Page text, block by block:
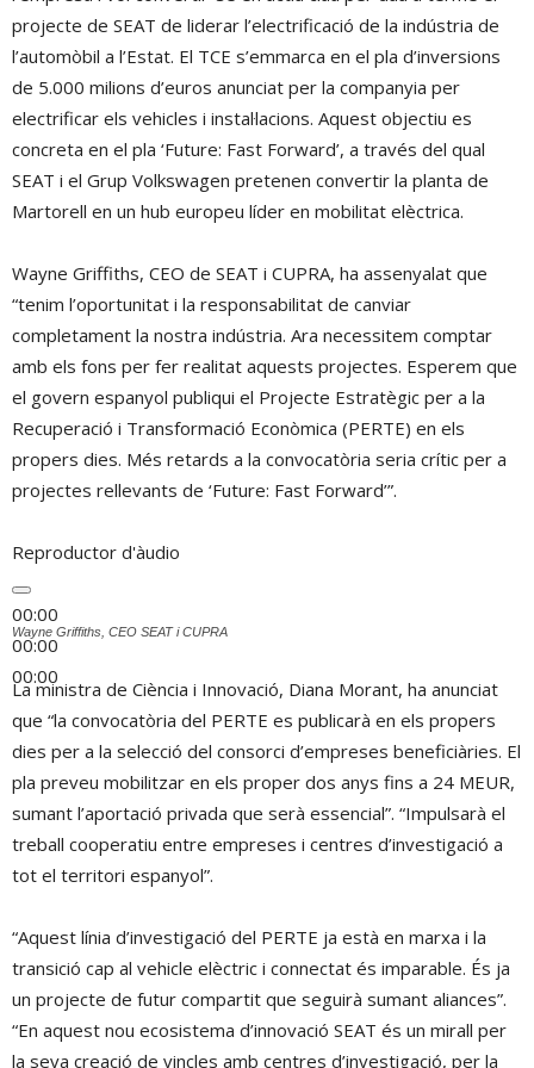
projecte de SEAT de liderar l’electrificació de la indústria de
l’automòbil a l’Estat. El TCE s’emmarca en el pla d’inversions
de 5.000 milions d’euros anunciat per la companyia per
electrificar els vehicles i instal·lacions. Aquest objectiu es
concreta en el pla ‘Future: Fast Forward’, a través del qual
SEAT i el Grup Volkswagen pretenen convertir la planta de
Martorell en un hub europeu líder en mobilitat elèctrica.
Wayne Griffiths, CEO de SEAT i CUPRA, ha assenyalat que
“tenim l’oportunitat i la responsabilitat de canviar
completament la nostra indústria. Ara necessitem comptar
amb els fons per fer realitat aquests projectes. Esperem que
el govern espanyol publiqui el Projecte Estratègic per a la
Recuperació i Transformació Econòmica (PERTE) en els
propers dies. Més retards a la convocatòria seria crític per a
projectes rellevants de ‘Future: Fast Forward’”.
Reproductor d'àudio
00:00
00:00
00:00
Wayne Griffiths, CEO SEAT i CUPRA
La ministra de Ciència i Innovació, Diana Morant, ha anunciat
que “la convocatòria del PERTE es publicarà en els propers
dies per a la selecció del consorci d’empreses beneficiàries. El
pla preveu mobilitzar en els proper dos anys fins a 24 MEUR,
sumant l’aportació privada que serà essencial”. “Impulsarà el
treball cooperatiu entre empreses i centres d’investigació a
tot el territori espanyol”.
“Aquest línia d’investigació del PERTE ja està en marxa i la
transició cap al vehicle elèctric i connectat és imparable. És ja
un projecte de futur compartit que seguirà sumant aliances”.
“En aquest nou ecosistema d’innovació SEAT és un mirall per
la seva creació de vincles amb centres d’investigació, per la